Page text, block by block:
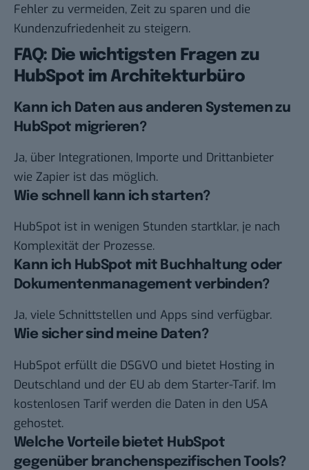
Fehler zu vermeiden, Zeit zu sparen und die
Kundenzufriedenheit zu steigern.
FAQ: Die wichtigsten Fragen zu
HubSpot im Architekturbüro
Kann ich Daten aus anderen Systemen zu
HubSpot migrieren?
Ja, über Integrationen, Importe und Drittanbieter
wie Zapier ist das möglich.
Wie schnell kann ich starten?
HubSpot ist in wenigen Stunden startklar, je nach
Komplexität der Prozesse.
Kann ich HubSpot mit Buchhaltung oder
Dokumentenmanagement verbinden?
Ja, viele Schnittstellen und Apps sind verfügbar.
Wie sicher sind meine Daten?
HubSpot erfüllt die DSGVO und bietet Hosting in
Deutschland und der EU ab dem Starter-Tarif. Im
kostenlosen Tarif werden die Daten in den USA
gehostet.
Welche Vorteile bietet HubSpot
gegenüber branchenspezifischen Tools?